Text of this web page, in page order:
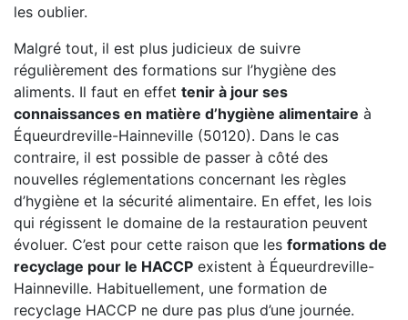
les oublier.
Malgré tout, il est plus judicieux de suivre
régulièrement des formations sur l’hygiène des
aliments. Il faut en effet tenir à jour ses
connaissances en matière d’hygiène alimentaire à
Équeurdreville-Hainneville (50120). Dans le cas
contraire, il est possible de passer à côté des
nouvelles réglementations concernant les règles
d’hygiène et la sécurité alimentaire. En effet, les lois
qui régissent le domaine de la restauration peuvent
évoluer. C’est pour cette raison que les formations de
recyclage pour le HACCP existent à Équeurdreville-
Hainneville. Habituellement, une formation de
recyclage HACCP ne dure pas plus d’une journée.